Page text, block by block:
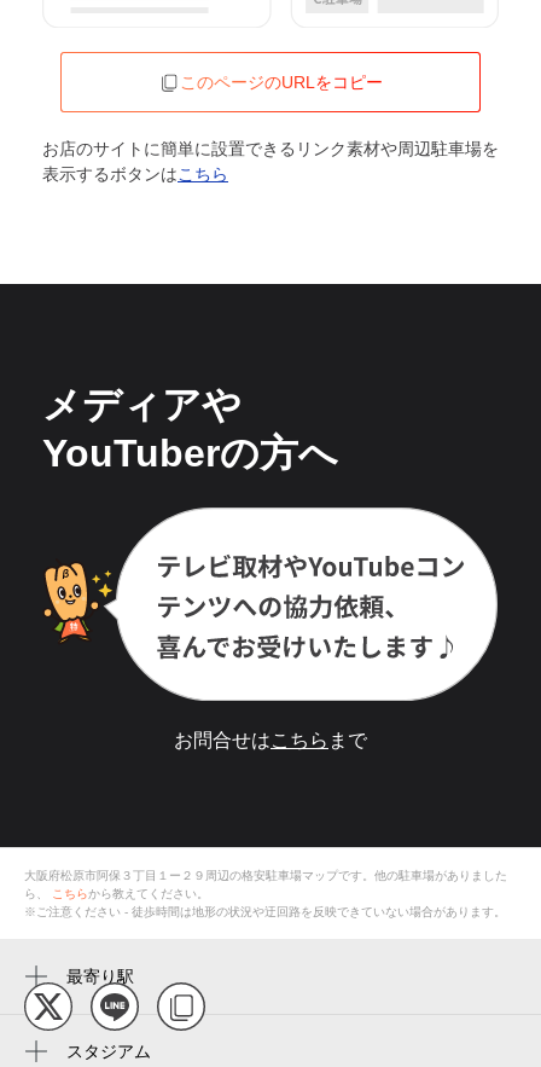
このページのURLをコピー
お店のサイトに簡単に設置できるリンク素材や周辺駐車場を
表示するボタンはこちら
メディアや
YouTuberの方へ
お問合せはこちら まで
大阪府松原市阿保３丁目１ー２９ 周辺の格安駐車場マップです。他の駐車場がありました
ら、
こちらから教えてください。
※ご注意ください - 徒歩時間は地形の状況や迂回路を反映できていない場合があります。
最寄り駅
河内松原駅
高見ノ里駅スタジアム